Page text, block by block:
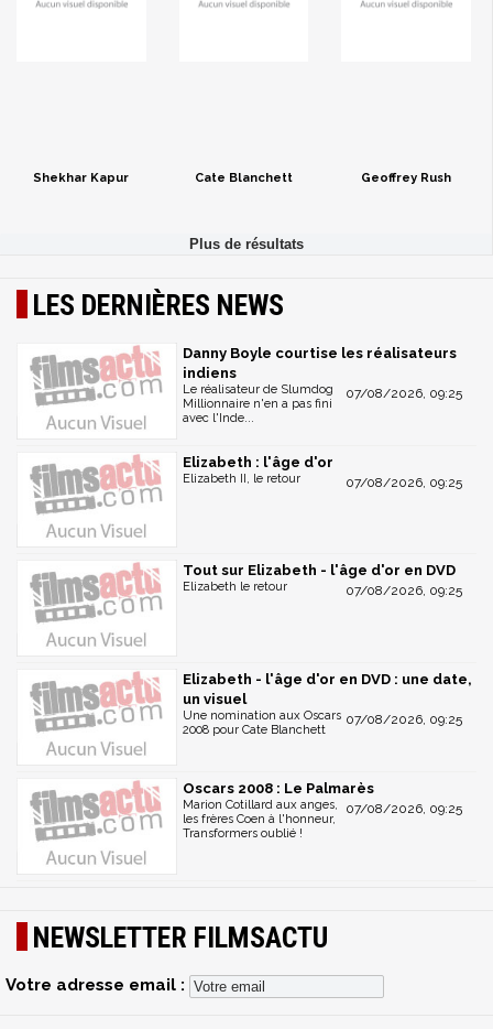
Shekhar Kapur Cate Blanchett Geoffrey Rush
LES DERNIÈRES NEWS
Danny Boyle courtise les réalisateurs
indiens
07/08/2026, 09:25
Le réalisateur de Slumdog
Millionnaire n'en a pas fini
avec l'Inde...
Elizabeth : l'âge d'or
07/08/2026, 09:25
Elizabeth II, le retour
Tout sur Elizabeth - l'âge d'or en DVD
07/08/2026, 09:25
Elizabeth le retour
Elizabeth - l'âge d'or en DVD : une date,
un visuel
07/08/2026, 09:25
Une nomination aux Oscars
2008 pour Cate Blanchett
Oscars 2008 : Le Palmarès
07/08/2026, 09:25
Marion Cotillard aux anges,
les frères Coen à l'honneur,
Transformers oublié !
NEWSLETTER FILMSACTU
Votre adresse email :